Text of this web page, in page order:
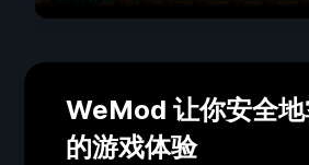
WeMod 让你安全地
的游戏体验